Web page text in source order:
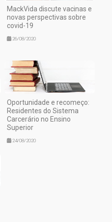
MackVida discute vacinas e
novas perspectivas sobre
covid-19
26/08/2020
Oportunidade e recomeço:
Residentes do Sistema
Carcerário no Ensino
Superior
24/08/2020